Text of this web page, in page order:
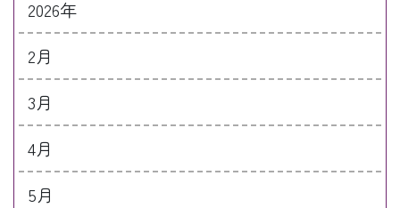
2026年
2月
3月
4月
5月